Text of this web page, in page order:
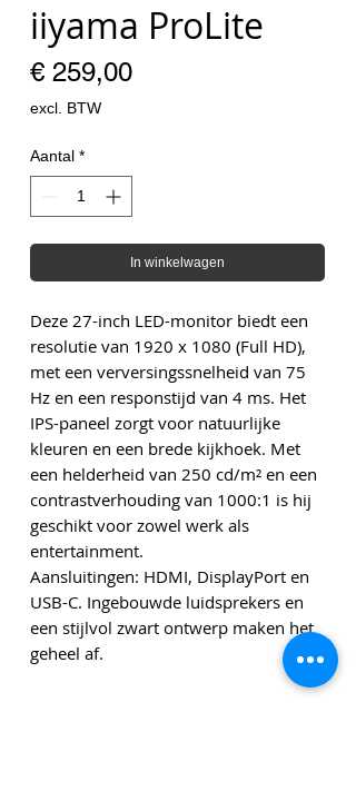
iiyama ProLite
€ 259,00Prijs
excl. BTW
Aantal *
In winkelwagen
Deze 27-inch LED-monitor biedt een
resolutie van 1920 x 1080 (Full HD),
met een verversingssnelheid van 75
Hz en een responstijd van 4 ms. Het
IPS-paneel zorgt voor natuurlijke
kleuren en een brede kijkhoek. Met
een helderheid van 250 cd/m² en een
contrastverhouding van 1000:1 is hij
geschikt voor zowel werk als
entertainment.
Aansluitingen: HDMI, DisplayPort en
USB-C. Ingebouwde luidsprekers en
een stijlvol zwart ontwerp maken het
geheel af.